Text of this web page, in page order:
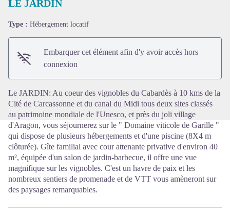
Voir l'image en plein écran
LE JARDIN
Type : Hébergement locatif
Embarquer cet élément afin d'y avoir accès hors
connexion
Le JARDIN: Au coeur des vignobles du Cabardès à 10 kms de la
Cité de Carcassonne et du canal du Midi tous deux sites classés
au patrimoine mondiale de l'Unesco, et près du joli village
d'Aragon, vous séjournerez sur le " Domaine viticole de Garille "
qui dispose de plusieurs hébergements et d'une piscine (8X4 m
clôturée). Gîte familial avec cour attenante privative d'environ 40
m², équipée d'un salon de jardin-barbecue, il offre une vue
magnifique sur les vignobles. C'est un havre de paix et les
nombreux sentiers de promenade et de VTT vous amèneront sur
des paysages remarquables.